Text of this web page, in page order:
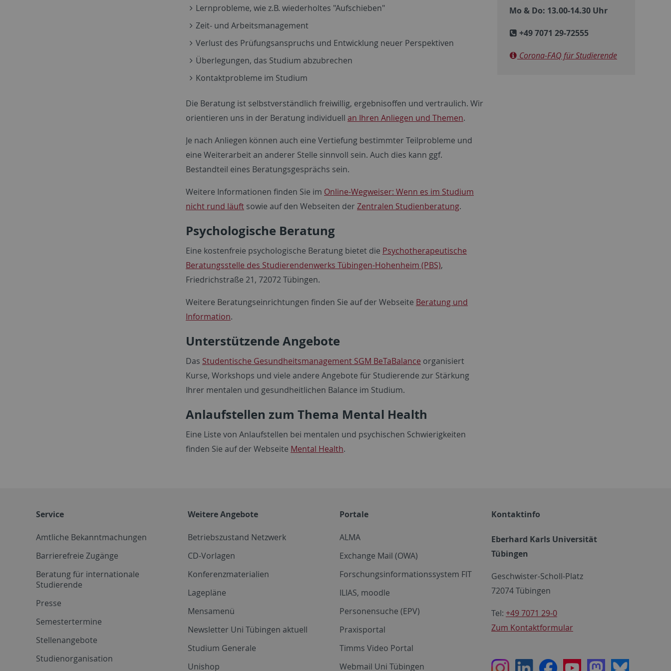
Lernprobleme, wie z.B. wiederholtes "Aufschieben"
Zeit- und Arbeitsmanagement
Verlust des Prüfungsanspruchs und Entwicklung neuer Perspektiven
Überlegungen, das Studium abzubrechen
Kontaktprobleme im Studium
Die Beratung ist selbstverständlich freiwillig, ergebnisoffen und vertraulich. Wir
orientieren uns in der Beratung individuell an Ihren Anliegen und Themen.
Je nach Anliegen können auch eine Vertiefung bestimmter Teilprobleme und
eine Weiterarbeit an anderer Stelle sinnvoll sein. Auch dies kann ggf.
Bestandteil eines Beratungsgesprächs sein.
Weitere Informationen finden Sie im Online-Wegweiser: Wenn es im Studium
nicht rund läuft sowie auf den Webseiten der Zentralen Studienberatung.
Psychologische Beratung
Eine kostenfreie psychologische Beratung bietet die Psychotherapeutische
Beratungsstelle des Studierendenwerks Tübingen-Hohenheim (PBS),
Friedrichstraße 21, 72072 Tübingen.
Weitere Beratungseinrichtungen finden Sie auf der Webseite Beratung und
Information.
Unterstützende Angebote
Das Studentische Gesundheitsmanagement SGM BeTaBalance organisiert
Kurse, Workshops und viele andere Angebote für Studierende zur Stärkung
Ihrer mentalen und gesundheitlichen Balance im Studium.
Anlaufstellen zum Thema Mental Health
Eine Liste von Anlaufstellen bei mentalen und psychischen Schwierigkeiten
finden Sie auf der Webseite Mental Health.
Mo & Do: 13.00-14.30 Uhr
+49 7071 29-72555
Corona-FAQ für Studierende
Service
Amtliche Bekanntmachungen
Barrierefreie Zugänge
Beratung für internationale
Studierende
Presse
Semestertermine
Stellenangebote
Studienorganisation
Weitere Angebote
Betriebszustand Netzwerk
CD-Vorlagen
Konferenzmaterialien
Lagepläne
Mensamenü
Newsletter Uni Tübingen aktuell
Studium Generale
Unishop
Portale
ALMA
Exchange Mail (OWA)
Forschungsinformationssystem FIT
ILIAS, moodle
Personensuche (EPV)
Praxisportal
Timms Video Portal
Webmail Uni Tübingen
Kontaktinfo
Eberhard Karls Universität
Tübingen
Geschwister-Scholl-Platz
72074 Tübingen
Tel: +49 7071 29-0
Zum Kontaktformular
InstagramLinkedInFacebookYoutubeMastodon
Bluesky